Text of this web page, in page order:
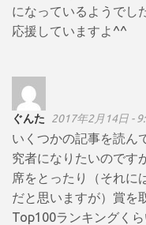
になっているようでし
応援していますよ^^
ぐんた 2017年2月14日 -
いくつかの記事を読ん
究者になりたいのです
席をとったり（それに
だと思いますが）賞を
Top100ランキングく